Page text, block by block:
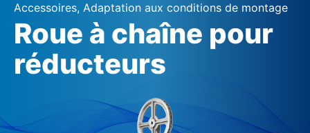
Solutions
Téléchargements
Entreprise
Europe
Asie et Océanie
Amérique du Nord
Accessoires, Adaptation aux conditions de montage
Roue à chaîne pour
réducteurs